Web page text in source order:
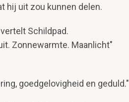
hij uit zou kunnen delen.
Schildpad.
Zonnewarmte. Maanlicht"
goedgelovigheid en geduld."